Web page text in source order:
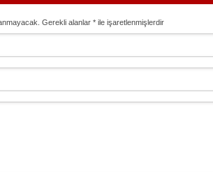
Gerekli alanlar * ile işaretlenmişlerdir